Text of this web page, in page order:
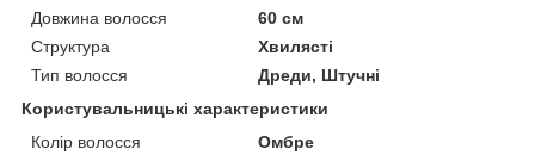
Довжина волосся
60 см
Структура
Хвилясті
Тип волосся
Дреди, Штучні
Користувальницькі характеристики
Колір волосся
Омбре